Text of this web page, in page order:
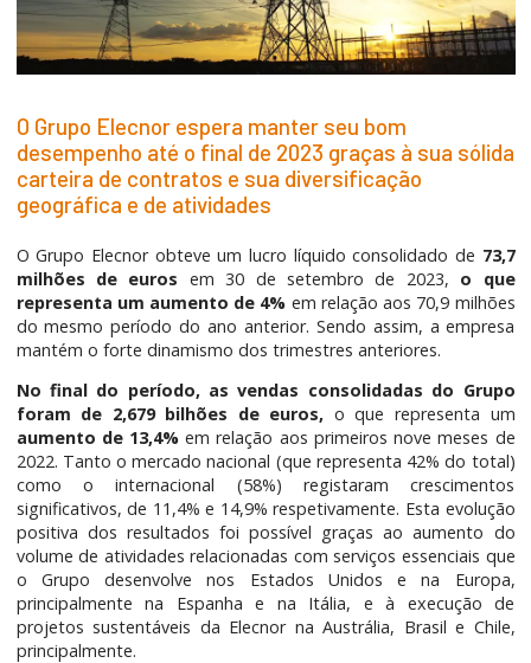
O Grupo Elecnor espera manter seu bom
desempenho até o final de 2023 graças à sua sólida
carteira de contratos e sua diversificação
geográfica e de atividades
O Grupo Elecnor obteve um lucro líquido consolidado de 73,7
milhões de euros em 30 de setembro de 2023, o que
representa um aumento de 4% em relação aos 70,9 milhões
do mesmo período do ano anterior. Sendo assim, a empresa
mantém o forte dinamismo dos trimestres anteriores.
No final do período, as vendas consolidadas do Grupo
foram de 2,679 bilhões de euros, o que representa um
aumento de 13,4%em relação aos primeiros nove meses de
2022. Tanto o mercado nacional (que representa 42% do total)
como o internacional (58%) registaram crescimentos
significativos, de 11,4% e 14,9% respetivamente. Esta evolução
positiva dos resultados foi possível graças ao aumento do
volume de atividades relacionadas com serviços essenciais que
o Grupo desenvolve nos Estados Unidos e na Europa,
principalmente na Espanha e na Itália, e à execução de
projetos sustentáveis da Elecnor na Austrália, Brasil e Chile,
principalmente.